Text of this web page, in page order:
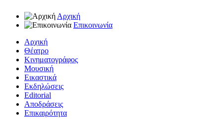
Αρχική
Επικοινωνία
Αρχική
Θέατρο
Κινηματογράφος
Μουσική
Εικαστικά
Εκδηλώσεις
Editorial
Αποδράσεις
Επικαιρότητα